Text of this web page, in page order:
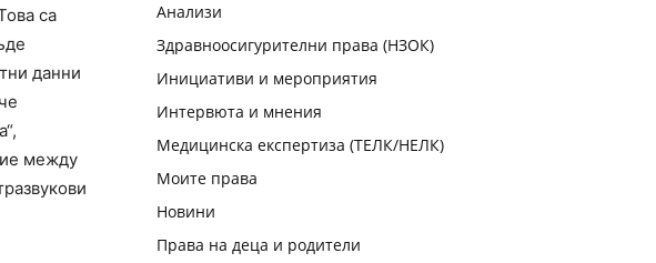
са
данни
между
Анализи
Здравноосигурителни права (НЗОК)
Инициативи и мероприятия
Интервюта и мнения
Медицинска експертиза (ТЕЛК/НЕЛК)
Моите права
Новини
Права на деца и родители